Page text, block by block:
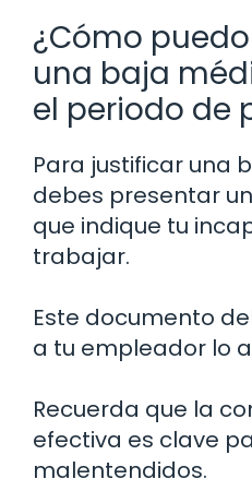
¿Cómo
una baja
el periodo de
Para justificar una
debes presentar
que indique tu
trabajar.
Este documento
a tu empleador lo
Recuerda que la
efectiva es clave
malentendidos.